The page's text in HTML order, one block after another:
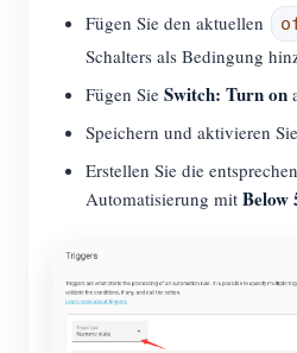
Fügen Sie den aktuellen
Schalters als Bedingung
Fügen Sie Switch: Turn on
Speichern und aktivieren
Erstellen Sie die
Automatisierung mit Below